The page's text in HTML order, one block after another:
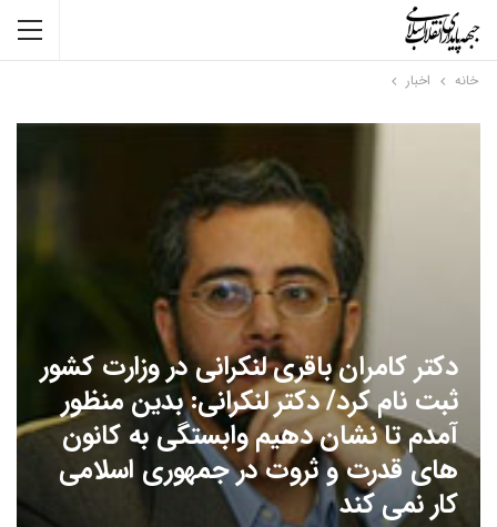
خانه اخبار
دکتر کامران باقری لنکرانی در وزارت کشور
ثبت نام کرد/ دکتر لنکرانی: بدین منظور
آمدم تا نشان دهیم وابستگی به کانون
های قدرت و ثروت در جمهوری اسلامی
کار نمی کند